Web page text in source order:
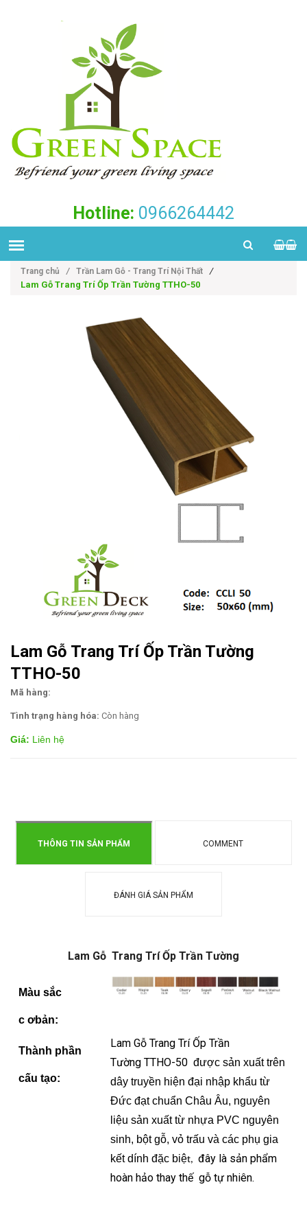
Hotline: 0966264442
Trang chủ / Trần Lam Gỗ - Trang Trí Nội Thất
/
Lam Gỗ Trang Trí Ốp Trần Tường TTHO-50
Lam Gỗ Trang Trí Ốp Trần Tường
TTHO-50
Mã hàng:
Tình trạng hàng hóa: Còn hàng
Giá: Liên hệ
THÔNG TIN SẢN PHẨM COMMENT
ĐÁNH GIÁ SẢN PHẨM
Lam Gỗ Trang Trí Ốp Trần Tường
Màu sắc
c ơbản:
Thành phần
cấu tạo:
Lam Gỗ Trang Trí Ốp Trần
Tường TTHO-50 được sản xuất trên
dây truyền hiện đại nhập khẩu từ
Đức đạt chuẩn Châu Âu, nguyên
liệu sản xuất từ nhựa PVC nguyên
sinh, bột gỗ, vỏ trấu và các phụ gia
kết dính đặc biệt, đây là sản phẩm
hoàn hảo thay thế gỗ tự nhiên.